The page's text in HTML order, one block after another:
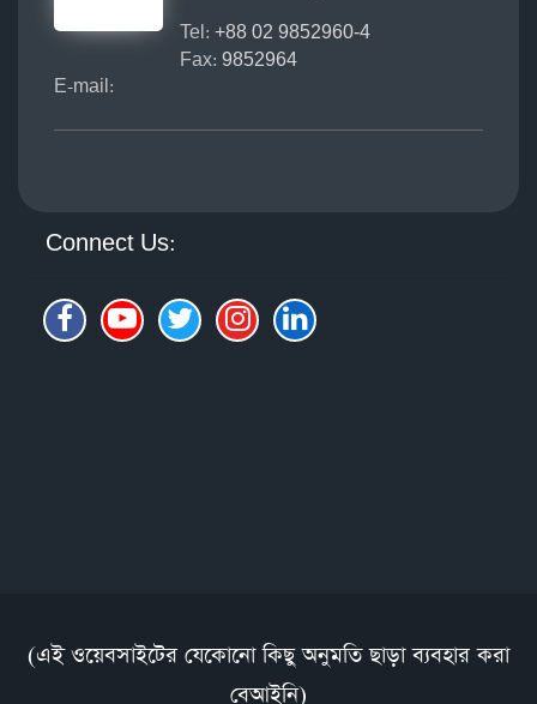
Tel: +88 02 9852960-4
Fax: 9852964
E-mail:
Connect Us:
(এই ওয়েবসাইটের যেকোনো কিছু অনুমতি ছাড়া ব্যবহার করা
বেআইনি)